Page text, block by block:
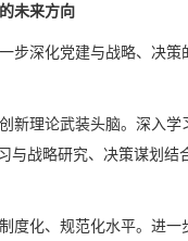
未来方向
步深化党建与战略、决
新理论武装头脑。深入
与战略研究、决策谋划
度化、规范化水平。进